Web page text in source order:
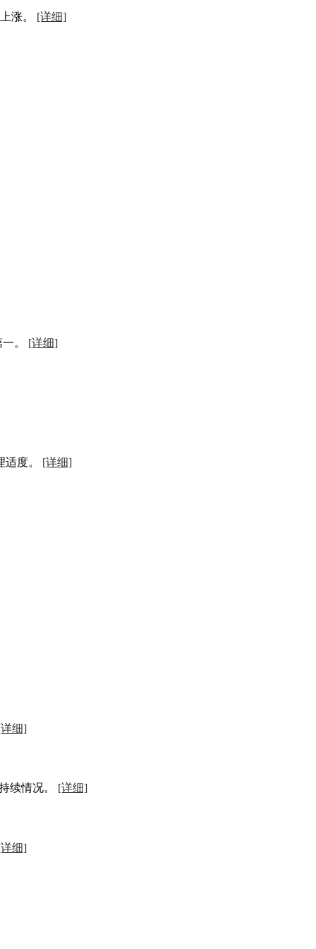
涨。 [详细]
。 [详细]
适度。 [详细]
细]
续情况。 [详细]
细]